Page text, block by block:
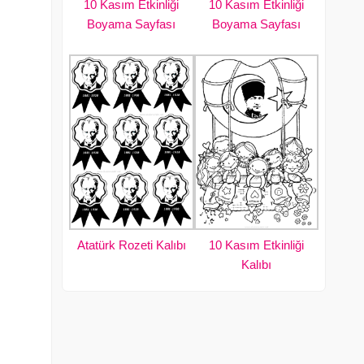
10 Kasım Etkinliği
Boyama Sayfası
10 Kasım Etkinliği
Boyama Sayfası
Atatürk Rozeti Kalıbı
10 Kasım Etkinliği
Kalıbı